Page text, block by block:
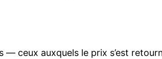
ceux auxquels le prix s’est